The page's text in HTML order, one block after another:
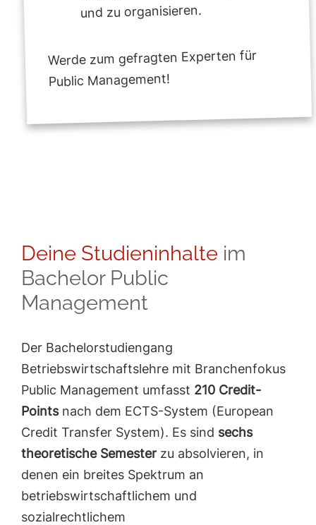
und zu organisieren.
Werde zum gefragten Experten für
Public Management!
Deine Studieninhalteim
Bachelor Public
Management
Der Bachelorstudiengang
Betriebswirtschaftslehre mit Branchenfokus
Public Management umfasst 210 Credit-
Pointsnach dem ECTS-System (European
Credit Transfer System). Es sind sechs
theoretische Semesterzu absolvieren, in
denen ein breites Spektrum an
betriebswirtschaftlichem und
sozialrechtlichem